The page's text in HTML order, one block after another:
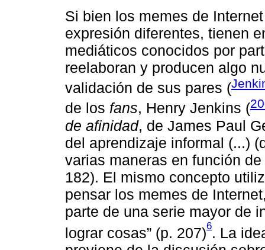
Si bien los memes de
expresión diferentes, tienen
mediáticos conocidos por
reelaboran y producen algo
validación de sus pares (
de los fans, Henry Jenkins (
de afinidad, de James Paul
del aprendizaje informal (...)
varias maneras en función
182). El mismo concepto
pensar los memes de
parte de una serie mayor de
lograr cosas” (p. 207)6. La